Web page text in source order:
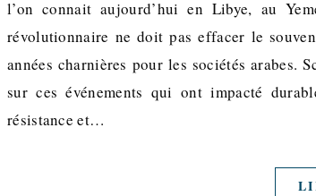
l’on connait aujourd’hui en Libye, au
révolutionnaire ne doit pas effacer le
années charnières pour les sociétés arabes.
sur ces événements qui ont impacté
résistance et…